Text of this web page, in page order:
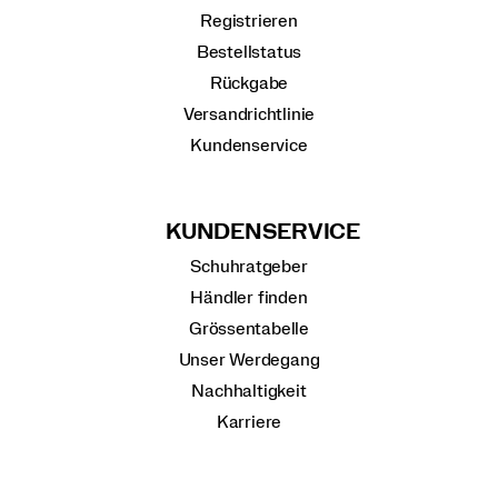
Registrieren
Bestellstatus
Rückgabe
Versandrichtlinie
Kundenservice
KUNDENSERVICE
Schuhratgeber
Händler finden
Grössentabelle
Unser Werdegang
Nachhaltigkeit
Karriere